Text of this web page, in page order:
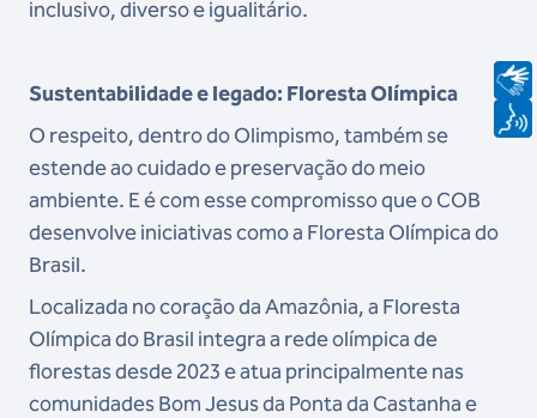
inclusivo, diverso e igualitário.
Sustentabilidade e legado: Floresta Olímpica
O respeito, dentro do Olimpismo, também se
estende ao cuidado e preservação do meio
ambiente. E é com esse compromisso que o COB
desenvolve iniciativas como a Floresta Olímpica do
Brasil.
Localizada no coração da Amazônia, a Floresta
Olímpica do Brasil integra a rede olímpica de
florestas desde 2023 e atua principalmente nas
comunidades Bom Jesus da Ponta da Castanha e